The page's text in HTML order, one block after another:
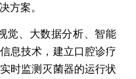
方案。
觉、大数据分析、智能
息技术，建立口腔诊疗
时监测灭菌器的运行状